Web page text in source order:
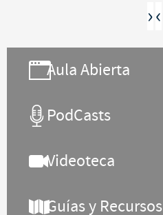
›‹
Aula Abierta
PodCasts
Videoteca
Guías y Recursos